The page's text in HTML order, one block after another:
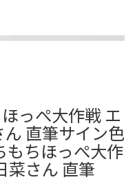
っぺ大作戦 エ
直筆サイン色
もちほっぺ大作
菜さん 直筆